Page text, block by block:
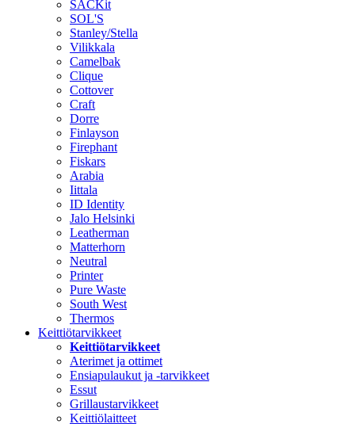
SACKit
SOL'S
Stanley/Stella
Vilikkala
Camelbak
Clique
Cottover
Craft
Dorre
Finlayson
Firephant
Fiskars
Arabia
Iittala
ID Identity
Jalo Helsinki
Leatherman
Matterhorn
Neutral
Printer
Pure Waste
South West
Thermos
Keittiötarvikkeet
Keittiötarvikkeet
Aterimet ja ottimet
Ensiapulaukut ja -tarvikkeet
Essut
Grillaustarvikkeet
Keittiölaitteet